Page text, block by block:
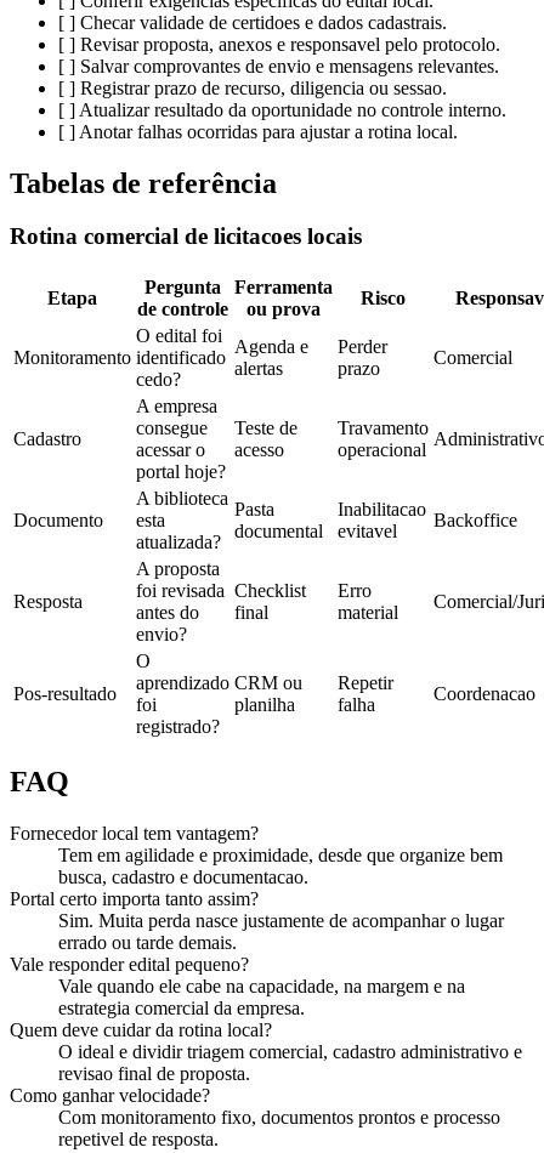
[ ] Checar validade de certidoes e dados cadastrais.
[ ] Revisar proposta, anexos e responsavel pelo protocolo.
[ ] Salvar comprovantes de envio e mensagens relevantes.
[ ] Registrar prazo de recurso, diligencia ou sessao.
[ ] Atualizar resultado da oportunidade no controle interno.
[ ] Anotar falhas ocorridas para ajustar a rotina local.
Tabelas de referência
Rotina comercial de licitacoes locais
Etapa
Pergunta
de controle
Ferramenta
ou prova
Risco
Monitoramento
O edital foi
identificado
cedo?
Agenda e
alertas
Perder
prazo
Comercial
Cadastro
A empresa
consegue
acessar o
portal hoje?
Teste de
acesso
Travamento
operacional
Documento
A biblioteca
esta
atualizada?
Pasta
documental
Inabilitacao
evitavel
Backoffice
Resposta
A proposta
foi revisada
antes do
envio?
Checklist
final
Erro
material
Comercial/
Pos-resultado
O
aprendizado
foi
registrado?
CRM ou
planilha
Repetir
falha
Coordenacao
FAQ
Fornecedor local tem vantagem?
Tem em agilidade e proximidade, desde que organize bem
busca, cadastro e documentacao.
Portal certo importa tanto assim?
Sim. Muita perda nasce justamente de acompanhar o lugar
errado ou tarde demais.
Vale responder edital pequeno?
Vale quando ele cabe na capacidade, na margem e na
estrategia comercial da empresa.
Quem deve cuidar da rotina local?
O ideal e dividir triagem comercial, cadastro administrativo e
revisao final de proposta.
Como ganhar velocidade?
Com monitoramento fixo, documentos prontos e processo
repetivel de resposta.